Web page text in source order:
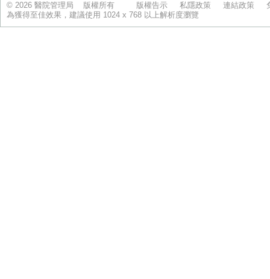
© 2026 醫院管理局 版權所有 版權告示 私隱政策 連結政策
為獲得至佳效果，建議使用 1024 x 768 以上解析度瀏覽